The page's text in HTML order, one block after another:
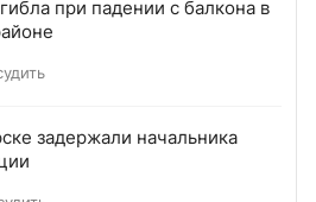
при падении с балкона в
задержали начальника